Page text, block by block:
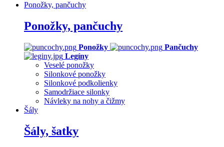
Ponožky, pančuchy
Ponožky, pančuchy
Ponožky
Pančuchy
Legíny
Veselé ponožky
Silonkové ponožky
Silonkové podkolienky
Samodržiace silonky
Návleky na nohy a čižmy
Šály
Šály, šatky